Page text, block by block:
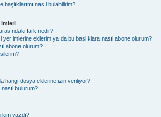
başlıklarımı nasıl bulabilirim?
imleri
fark nedir?
yer imlerine eklerim ya da bu başlıklara nasıl abone olurum?
abone olurum?
hangi dosya eklerine izin veriliyor?
bulurum?
kim yazdı?